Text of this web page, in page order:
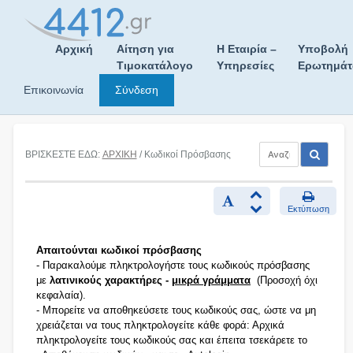
Αρχική
Αίτηση για
Τιμοκατάλογο
Η Εταιρία –
Υπηρεσίες
Υποβολή
Επικοινωνία
Σύνδεση
ΒΡΙΣΚΕΣΤΕ ΕΔΩ: ΑΡΧΙΚΗ / Κωδικοί Πρόσβασης
Εκτύπωση
Απαιτούνται κωδικοί πρόσβασης
- Παρακαλούμε πληκτρολογήστε τους κωδικούς πρόσβασης
με λατινικούς χαρακτήρες - μικρά γράμματα (Προσοχή όχι
κεφαλαία).
- Μπορείτε να αποθηκεύσετε τους κωδικούς σας, ώστε να μη
χρειάζεται να τους πληκτρολογείτε κάθε φορά: Αρχικά
πληκτρολογείτε τους κωδικούς σας και έπειτα τσεκάρετε το